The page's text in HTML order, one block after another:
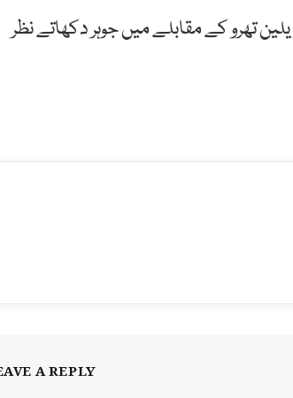
سے ایتھلیٹ ارشد ندیم 6 اگست کو جویلین تھرو کے مقابلے میں جوہر دکھاتے نظر
A REPLY